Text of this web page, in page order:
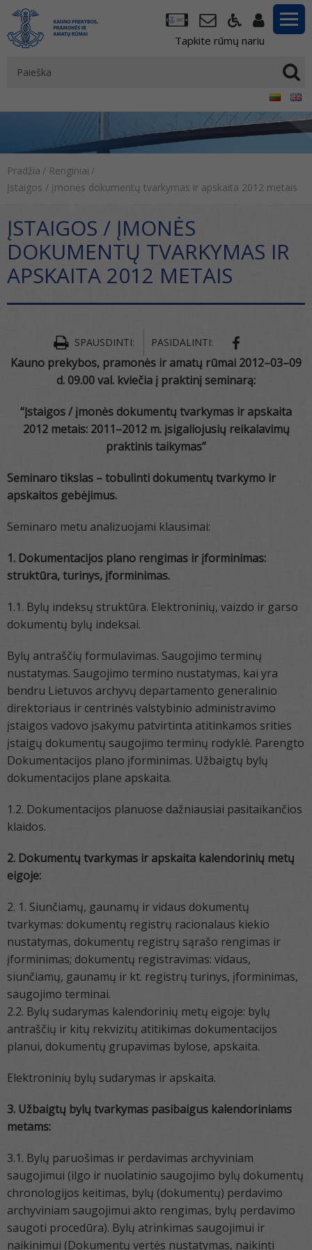
Tapkite rūmų nariu
Pradžia / Renginiai /
Įstaigos / įmonės dokumentų tvarkymas ir apskaita 2012 metais
ĮSTAIGOS / ĮMONĖS
DOKUMENTŲ TVARKYMAS IR
APSKAITA 2012 METAIS
SPAUSDINTI: PASIDALINTI:
Kauno prekybos, pramonės ir amatų rūmai 2012–03–09
d. 09.00 val. kviečia į praktinį seminarą:
“Įstaigos / įmonės dokumentų tvarkymas ir apskaita
2012 metais: 2011–2012 m. įsigaliojusių reikalavimų
praktinis taikymas”
Seminaro tikslas – tobulinti dokumentų tvarkymo ir
apskaitos gebėjimus.
Seminaro metu analizuojami klausimai:
1. Dokumentacijos plano rengimas ir įforminimas:
struktūra, turinys, įforminimas.
1.1. Bylų indeksų struktūra. Elektroninių, vaizdo ir garso
dokumentų bylų indeksai.
Bylų antraščių formulavimas. Saugojimo terminų
nustatymas. Saugojimo termino nustatymas, kai yra
bendru Lietuvos archyvų departamento generalinio
direktoriaus ir centrinės valstybinio administravimo
įstaigos vadovo įsakymu patvirtinta atitinkamos srities
įstaigų dokumentų saugojimo terminų rodyklė. Parengto
Dokumentacijos plano įforminimas. Užbaigtų bylų
dokumentacijos plane apskaita.
1.2. Dokumentacijos planuose dažniausiai pasitaikančios
klaidos.
2. Dokumentų tvarkymas ir apskaita kalendorinių metų
eigoje:
2. 1. Siunčiamų, gaunamų ir vidaus dokumentų
tvarkymas: dokumentų registrų racionalaus kiekio
nustatymas, dokumentų registrų sąrašo rengimas ir
įforminimas; dokumentų registravimas: vidaus,
siunčiamų, gaunamų ir kt. registrų turinys, įforminimas,
saugojimo terminai.
2.2. Bylų sudarymas kalendorinių metų eigoje: bylų
antraščių ir kitų rekvizitų atitikimas dokumentacijos
planui, dokumentų grupavimas bylose, apskaita.
Elektroninių bylų sudarymas ir apskaita.
3. Užbaigtų bylų tvarkymas pasibaigus kalendoriniams
metams:
3.1. Bylų paruošimas ir perdavimas archyviniam
saugojimui (ilgo ir nuolatinio saugojimo bylų dokumentų
chronologijos keitimas, bylų (dokumentų) perdavimo
archyviniam saugojimui akto rengimas, bylų perdavimo
saugoti procedūra). Bylų atrinkimas saugojimui ir
naikinimui (Dokumentų vertės nustatymas, naikinti